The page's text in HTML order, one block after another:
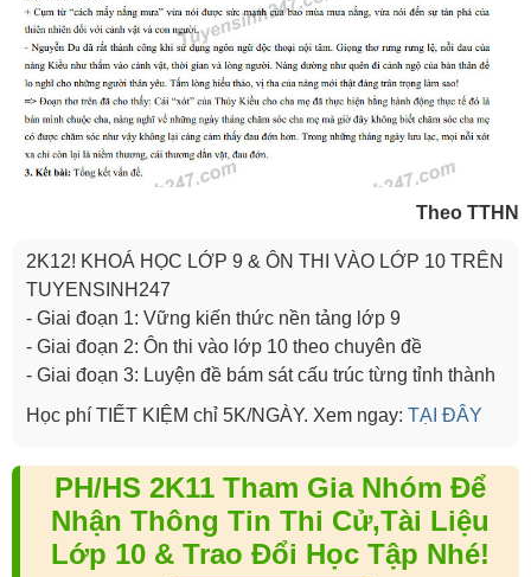
Theo TTHN
2K12! KHOÁ HỌC LỚP 9 & ÔN THI VÀO LỚP 10 TRÊN
TUYENSINH247
- Giai đoạn 1: Vững kiến thức nền tảng lớp 9
- Giai đoạn 2: Ôn thi vào lớp 10 theo chuyên đề
- Giai đoạn 3: Luyện đề bám sát cấu trúc từng tỉnh thành
Học phí TIẾT KIỆM chỉ 5K/NGÀY. Xem ngay: TẠI ĐÂY
PH/HS 2K11 Tham Gia Nhóm Để
Nhận Thông Tin Thi Cử,Tài Liệu
Lớp 10 & Trao Đổi Học Tập Nhé!